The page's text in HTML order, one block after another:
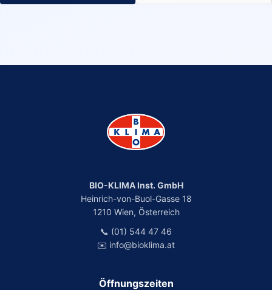
BIO-KLIMA Inst. GmbH
Heinrich-von-Buol-Gasse 18
1210 Wien, Österreich
📞 (01) 544 47 46
✉️ info@bioklima.at
Öffnungszeiten